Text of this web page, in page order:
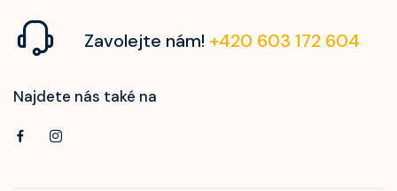
Zavolejte nám! +420 603 172 604
Najdete nás také na